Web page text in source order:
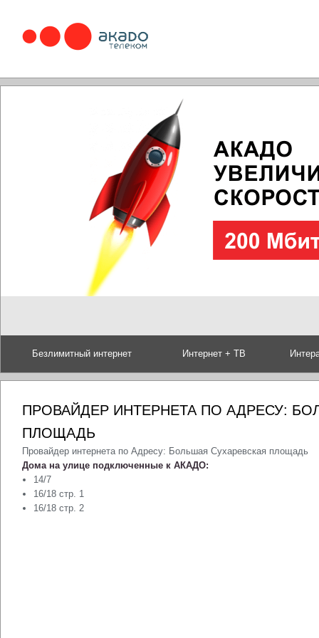
Безлимитный интернет Интернет + ТВ
ПРОВАЙДЕР ИНТЕРНЕТА ПО АДРЕСУ:
ПЛОЩАДЬ
Провайдер интернета по Адресу: Большая Сухаревская площадь
Дома на улице подключенные к АКАДО:
14/7
16/18 стр. 1
16/18 стр. 2